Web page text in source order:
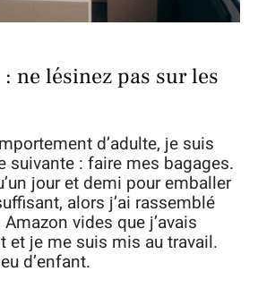
: ne lésinez pas sur les
d’adulte, je suis
suivante : faire mes bagages.
jour et demi pour emballer
alors j’ai rassemblé
vides que j’avais
et je me suis mis au travail.
d’enfant.